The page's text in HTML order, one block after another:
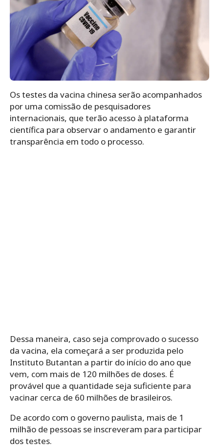
Os testes da vacina chinesa serão acompanhados
por uma comissão de pesquisadores
internacionais, que terão acesso à plataforma
científica para observar o andamento e garantir
transparência em todo o processo.
Dessa maneira, caso seja comprovado o sucesso
da vacina, ela começará a ser produzida pelo
Instituto Butantan a partir do início do ano que
vem, com mais de 120 milhões de doses. É
provável que a quantidade seja suficiente para
vacinar cerca de 60 milhões de brasileiros.
De acordo com o governo paulista, mais de 1
milhão de pessoas se inscreveram para participar
dos testes.